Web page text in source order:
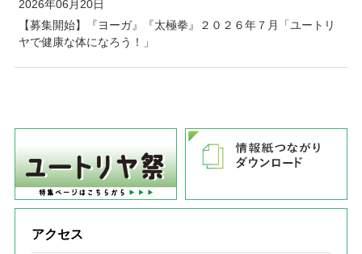
2026年06月20日
【募集開始】『ヨーガ』『太極拳』２０２６年７月「ユートリ
ヤで健康な体になろう！」
アクセス